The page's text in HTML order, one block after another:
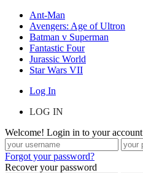
Ant-Man
Avengers: Age of Ultron
Batman v Superman
Fantastic Four
Jurassic World
Star Wars VII
Log In
LOG IN
Welcome! Login in to your account
Forgot your password?
Recover your password